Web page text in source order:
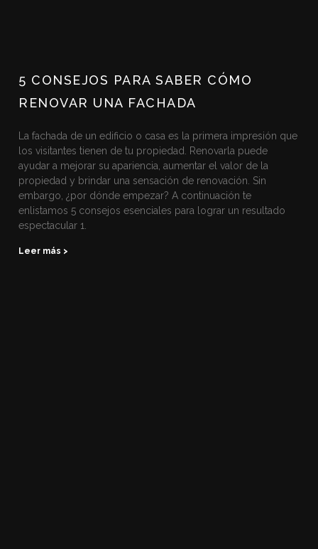
5 CONSEJOS PARA SABER CÓMO
RENOVAR UNA FACHADA
La fachada de un edificio o casa es la primera impresión que
los visitantes tienen de tu propiedad. Renovarla puede
ayudar a mejorar su apariencia, aumentar el valor de la
propiedad y brindar una sensación de renovación. Sin
embargo, ¿por dónde empezar? A continuación te
enlistamos 5 consejos esenciales para lograr un resultado
espectacular 1.
Leer más >